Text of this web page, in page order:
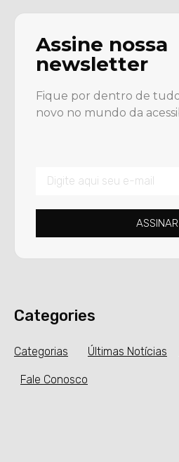
Assine nossa
newsletter
Fique por dentro de
novo no mundo da
ASSINAR
Categories
Categorias Últimas Notícias
Fale Conosco